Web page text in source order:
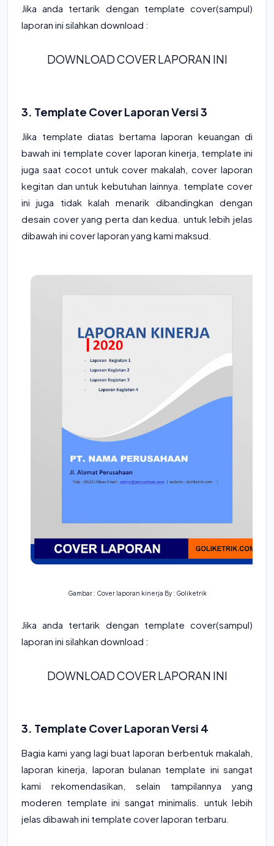
Jika anda tertarik dengan template cover(sampul)
laporan ini silahkan download :
DOWNLOAD COVER LAPORAN INI
3. Template Cover Laporan Versi 3
Jika template diatas bertama laporan keuangan di
bawah ini template cover laporan kinerja, template ini
juga saat cocot untuk cover makalah, cover laporan
kegitan dan untuk kebutuhan lainnya. template cover
ini juga tidak kalah menarik dibandingkan dengan
desain cover yang perta dan kedua. untuk lebih jelas
dibawah ini cover laporan yang kami maksud.
Gambar : Cover laporan kinerja By : Goliketrik
Jika anda tertarik dengan template cover(sampul)
laporan ini silahkan download :
DOWNLOAD COVER LAPORAN INI
3. Template Cover Laporan Versi 4
Bagia kami yang lagi buat laporan berbentuk makalah,
laporan kinerja, laporan bulanan template ini sangat
kami rekomendasikan, selain tampilannya yang
moderen template ini sangat minimalis. untuk lebih
jelas dibawah ini template cover laporan terbaru.